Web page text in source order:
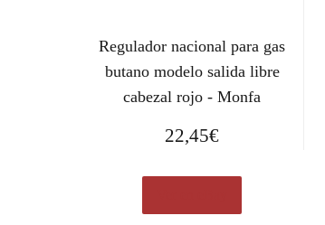
Regulador nacional para gas
butano modelo salida libre
cabezal rojo - Monfa
22,45€